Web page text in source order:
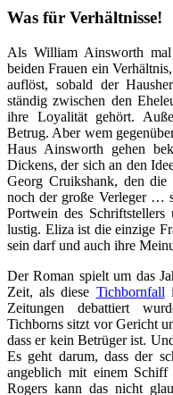
Was für Verhältnisse!
Als William Ainsworth
beiden Frauen ein
auflöst, sobald der
ständig zwischen den
ihre Loyalität gehört.
Betrug. Aber wem
Haus Ainsworth gehen
Dickens, der sich an den
Georg Cruikshank, den die
noch der große Verleger …
Portwein des
lustig. Eliza ist die einzige
sein darf und auch ihre
Der Roman spielt um das
Zeit, als diese Tichbornfall
Zeitungen debattiert
Tichborns sitzt vor Gericht
dass er kein Betrüger ist.
Es geht darum, dass der
angeblich mit einem
Rogers kann das nicht